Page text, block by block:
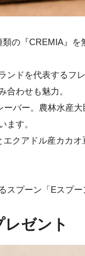
の『CREMIA』を
ンドを代表するフ
合わせも魅力。
ーバー。農林水産
ます。
クアドル産カカ
プーン「Eスプー
ゼント